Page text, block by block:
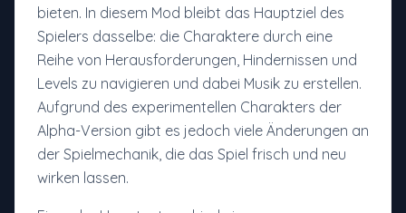
bieten. In diesem Mod bleibt das Hauptziel des
Spielers dasselbe: die Charaktere durch eine
Reihe von Herausforderungen, Hindernissen und
Levels zu navigieren und dabei Musik zu erstellen.
Aufgrund des experimentellen Charakters der
Alpha-Version gibt es jedoch viele Änderungen an
der Spielmechanik, die das Spiel frisch und neu
wirken lassen.